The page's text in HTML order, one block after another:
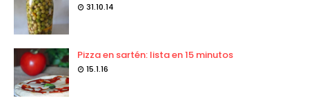
31.10.14
Pizza en sartén: lista en 15 minutos
15.1.16